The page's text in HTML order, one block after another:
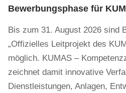
Bewerbungsphase für
Bis zum 31. August 2026 sind
„Offizielles Leitprojekt des
möglich. KUMAS –
zeichnet damit innovative
Dienstleistungen, Anlagen,